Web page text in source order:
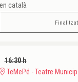
en català
Finalitzat
16:30 h
TeMePé - Teatre